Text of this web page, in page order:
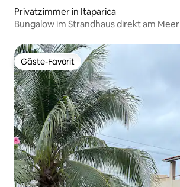
Privatzimmer in Itaparica
Bungalow im Strandhaus direkt am Meer
Gäste-Favorit
Gäste-Favorit